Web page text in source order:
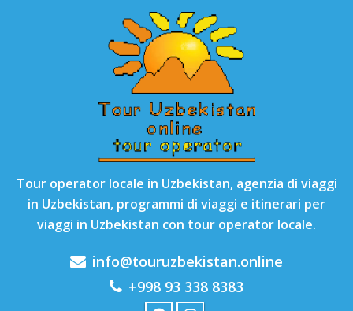
Tour operator locale in Uzbekistan, agenzia di viaggi
in Uzbekistan, programmi di viaggi e itinerari per
viaggi in Uzbekistan con tour operator locale.
info@touruzbekistan.online
+998 93 338 8383